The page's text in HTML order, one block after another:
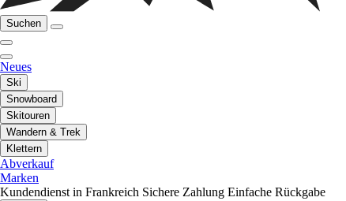
Suchen
Neues
Ski
Snowboard
Skitouren
Wandern & Trek
Klettern
Abverkauf
Marken
Kundendienst in Frankreich Sichere Zahlung Einfache Rückgabe